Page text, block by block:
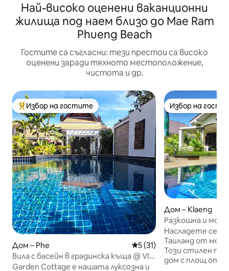
Най-високо оценени ваканционни
жилища под наем близо до Mae Ram
Phueng Beach
Гостите са съгласни: тези престои са високо
оценени заради тяхното местоположение,
чистота и др.
Най-популярен избор на гостите
Избор на гостите
Дом – Phe Средна оценка: 5 от 5,
5 (31)
Вила с басейн в градинска къща @ VIP
Chain Resort
Garden Cottage е нашата луксозна и
Избор на
Избор на
Дом – Klaeng
Разкошна и
Village Ban Phe
Насладете се
Таиланд от
Този стилен
дом с площ от